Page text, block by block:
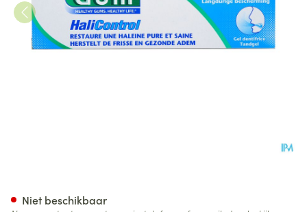
Niet beschikbaar